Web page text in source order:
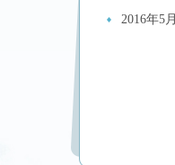
2016年5